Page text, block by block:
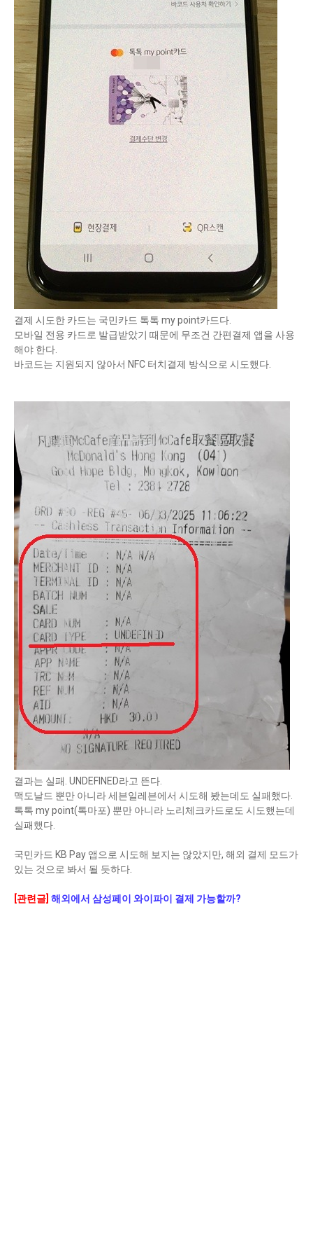
결제 시도한 카드는 국민카드 톡톡 my point카드다.
모바일 전용 카드로 발급받았기 때문에 무조건 간편결제 앱을 사용
해야 한다.
바코드는 지원되지 않아서 NFC 터치결제 방식으로 시도했다.
결과는 실패. UNDEFINED라고 뜬다.
맥도날드 뿐만 아니라 세븐일레븐에서 시도해 봤는데도 실패했다.
톡톡 my point(톡마포) 뿐만 아니라 노리체크카드로도 시도했는데
실패했다.
국민카드 KB Pay 앱으로 시도해 보지는 않았지만, 해외 결제 모드가
있는 것으로 봐서 될 듯하다.
[관련글] 해외에서 삼성페이 와이파이 결제 가능할까?